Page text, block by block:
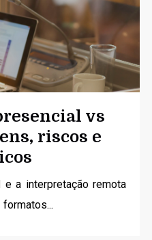
vs
riscos e
e a interpretação remota